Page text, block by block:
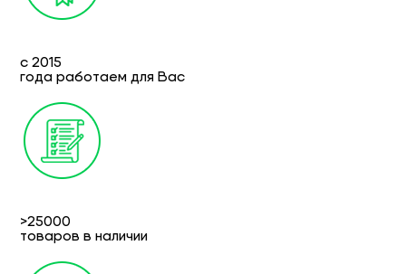
с 2015
года работаем для Вас
>25000
товаров в наличии